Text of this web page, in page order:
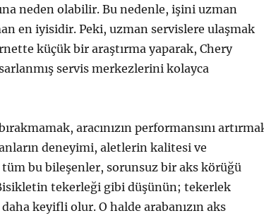
neden olabilir. Bu nedenle, işini uzman
en iyisidir. Peki, uzman servislere ulaşmak
küçük bir araştırma yaparak, Chery
servis merkezlerini kolayca
aracınızın performansını
deneyimi, aletlerin kalitesi ve
bu bileşenler, sorunsuz bir aks körüğü
tekerleği gibi düşünün; tekerlek
keyifli olur. O halde arabanızın aks